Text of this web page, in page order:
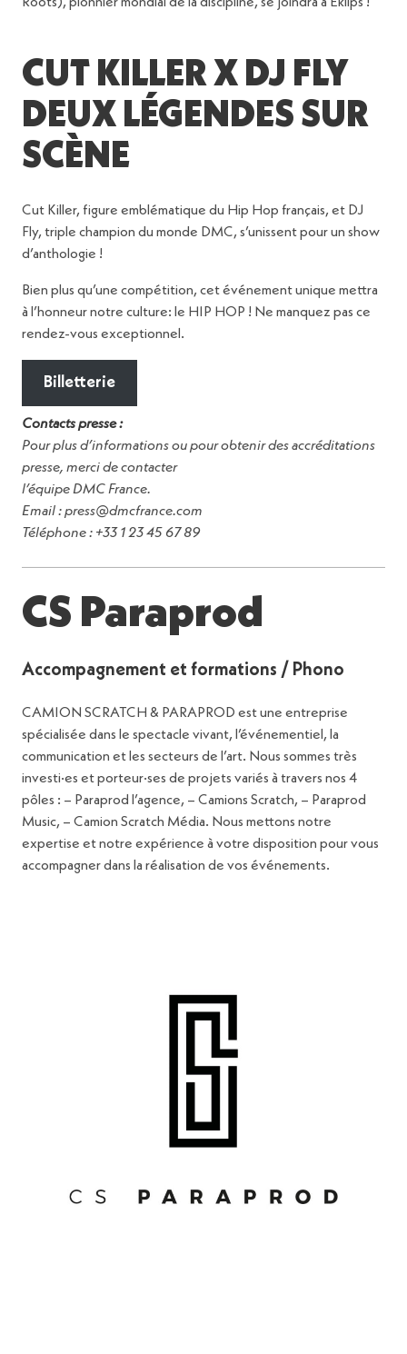
CUT KILLER X DJ FLY
DEUX LÉGENDES SUR
SCÈNE
Cut Killer, figure emblématique du Hip Hop français, et DJ
Fly, triple champion du monde DMC, s’unissent pour un show
d’anthologie !
Bien plus qu’une compétition, cet événement unique mettra
à l’honneur notre culture: le HIP HOP ! Ne manquez pas ce
rendez-vous exceptionnel.
Billetterie
Contacts presse :
Pour plus d’informations ou pour obtenir des accréditations
presse, merci de contacter
l’équipe DMC France.
Email : press@dmcfrance.com
Téléphone : +33 1 23 45 67 89
CS Paraprod
Accompagnement et formations / Phono
CAMION SCRATCH & PARAPROD est une entreprise
spécialisée dans le spectacle vivant, l’événementiel, la
communication et les secteurs de l’art. Nous sommes très
investi·es et porteur·ses de projets variés à travers nos 4
pôles : – Paraprod l’agence, – Camions Scratch, – Paraprod
Music, – Camion Scratch Média. Nous mettons notre
expertise et notre expérience à votre disposition pour vous
accompagner dans la réalisation de vos événements.